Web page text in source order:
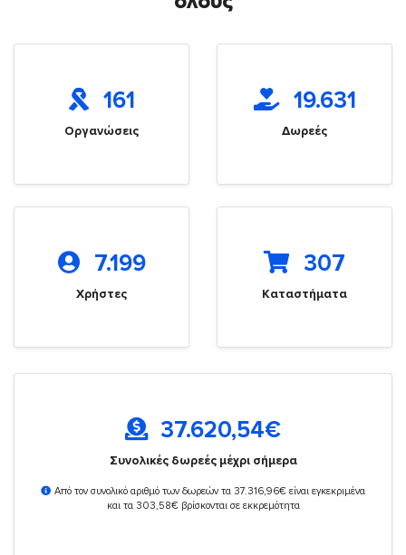
161
Οργανώσεις
19.631
Δωρεές
7.199
Χρήστες
307
Καταστήματα
37.620,54€
Συνολικές δωρεές μέχρι σήμερα
Από τον συνολικό αριθμό των δωρεών τα 37.316,96€ είναι εγκεκριμένα
και τα 303,58€ βρίσκονται σε εκκρεμότητα